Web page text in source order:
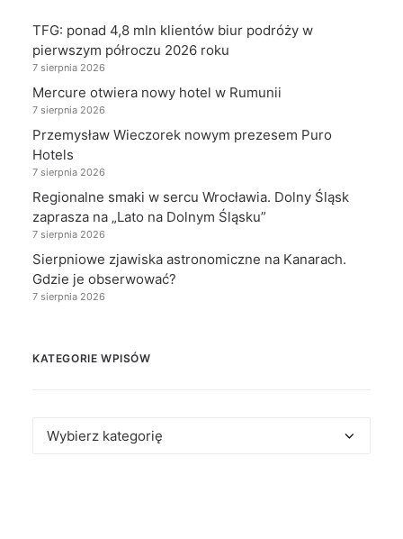
TFG: ponad 4,8 mln klientów biur podróży w
pierwszym półroczu 2026 roku
7 sierpnia 2026
Mercure otwiera nowy hotel w Rumunii
7 sierpnia 2026
Przemysław Wieczorek nowym prezesem Puro
Hotels
7 sierpnia 2026
Regionalne smaki w sercu Wrocławia. Dolny Śląsk
zaprasza na „Lato na Dolnym Śląsku”
7 sierpnia 2026
Sierpniowe zjawiska astronomiczne na Kanarach.
Gdzie je obserwować?
7 sierpnia 2026
KATEGORIE WPISÓW
Kategorie